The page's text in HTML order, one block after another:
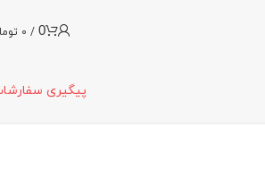
0
/
0
پیگیری